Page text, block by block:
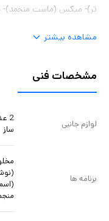
تر)- میکس (ماست منجمد)-
مشاهده بیشتر
مشخصات فنی
لوازم جانبی
ساز
برنامه ها